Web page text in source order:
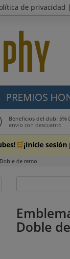
de privacidad |
PREMIOS
Beneficios del club: 5%
envío con descuento
🛒¡Inicie
de remo
Doble